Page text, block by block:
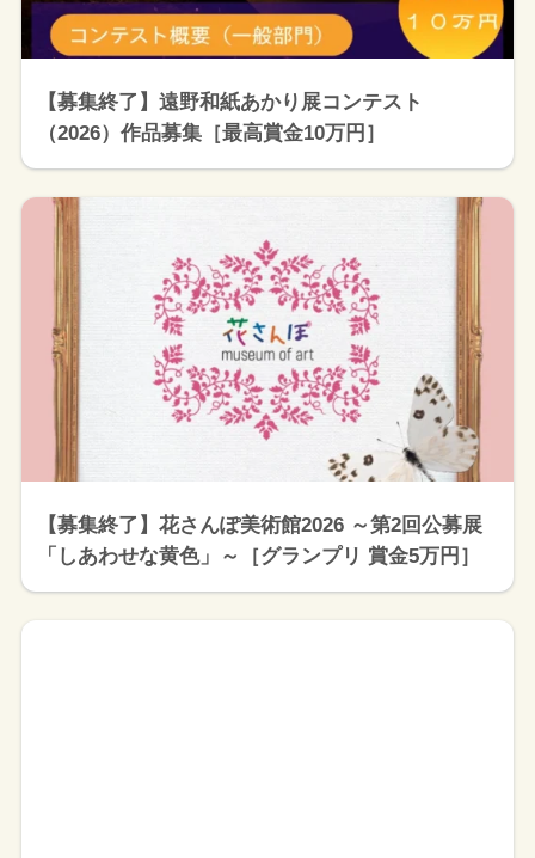
【募集終了】遠野和紙あかり展コンテスト
（2026）作品募集［最高賞金10万円］
【募集終了】花さんぽ美術館2026 ～第2回公募展
「しあわせな黄色」～［グランプリ 賞金5万円］